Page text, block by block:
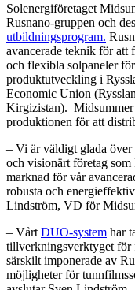
Solenergiföretaget
Rusnano-gruppen och
utbildningsprogram.
avancerade teknik för att
och flexibla solpaneler
produktutveckling i
Economic Union
Kirgizistan). Midsummer
produktionen för att
– Vi är väldigt glada över
och visionärt företag
marknad för vår
robusta och
Lindström, VD för
– Vårt DUO-system har
tillverkningsverktyget
särskilt imponerade av
möjligheter för